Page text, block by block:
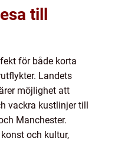
till
för både korta
Landets
möjlighet att
vackra kustlinjer till
Manchester.
och kultur,